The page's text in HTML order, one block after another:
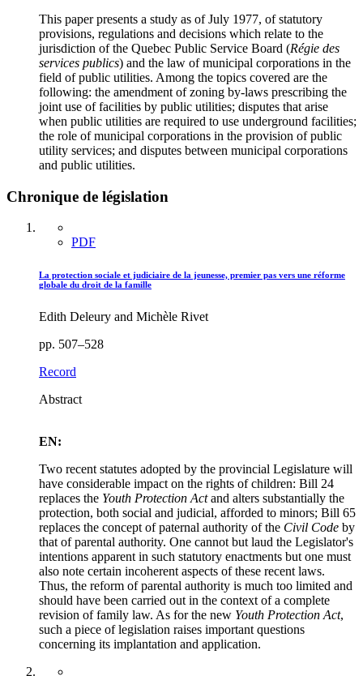
This paper presents a study as of July 1977, of statutory
provisions, regulations and decisions which relate to the
jurisdiction of the Quebec Public Service Board (Régie des
services publics) and the law of municipal corporations in the
field of public utilities. Among the topics covered are the
following: the amendment of zoning by-laws prescribing the
joint use of facilities by public utilities; disputes that arise
when public utilities are required to use underground facilities;
the role of municipal corporations in the provision of public
utility services; and disputes between municipal corporations
and public utilities.
Chronique de législation
PDF
La protection sociale et judiciaire de la jeunesse, premier pas vers une réforme
globale du droit de la famille
Edith Deleury and Michèle Rivet
pp. 507–528
Record
Abstract
EN:
Two recent statutes adopted by the provincial Legislature will
have considerable impact on the rights of children: Bill 24
replaces the Youth Protection Actand alters substantially the
protection, both social and judicial, afforded to minors; Bill 65
replaces the concept of paternal authority of the Civil Code by
that of parental authority. One cannot but laud the Legislator's
intentions apparent in such statutory enactments but one must
also note certain incoherent aspects of these recent laws.
Thus, the reform of parental authority is much too limited and
should have been carried out in the context of a complete
revision of family law. As for the new Youth Protection Act,
such a piece of legislation raises important questions
concerning its implantation and application.